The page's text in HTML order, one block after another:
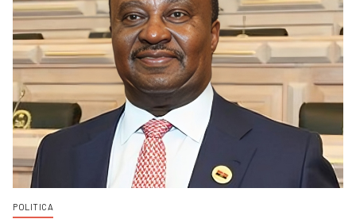
POLITICA